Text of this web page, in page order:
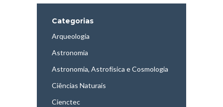
Categorias
Arqueologia
Astronomia
Astronomia, Astrofísica e Cosmologia
Ciências Naturais
Cienctec